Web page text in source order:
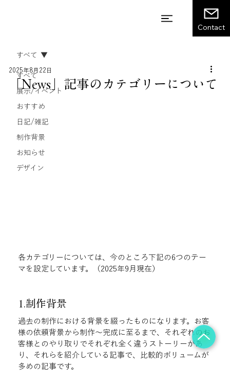
Contact
すべて
展示/イベント
おすすめ
日記/雑記
制作背景
お知らせ
デザイン
すべて
「News」記事のカテゴリーについて
2025年8月22日
各カテゴリーについては、今のところ下記の6つのテー
マを設定しています。（2025年9月現在）
1.制作背景
過去の制作における背景を綴ったものになります。お客
様の依頼背景から制作〜完成に至るまで、それぞれのお
客様とのやり取りでそれぞれ全く違うストーリーがあ
り、それらを紹介している記事で、比較的ボリュームが
多めの記事です。